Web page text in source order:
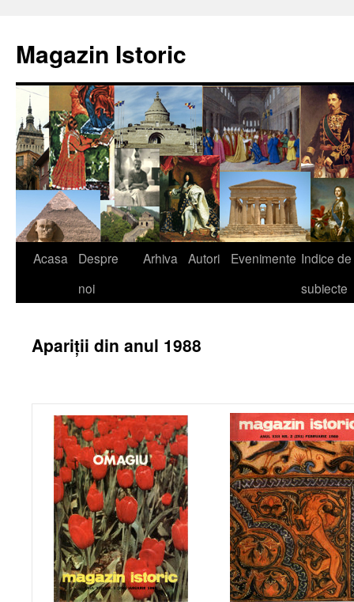
conținut
Magazin Istoric
Acasa
Despre
noi
Arhiva Autori Evenimente Indice de
subiecte
Apariții din anul 1988